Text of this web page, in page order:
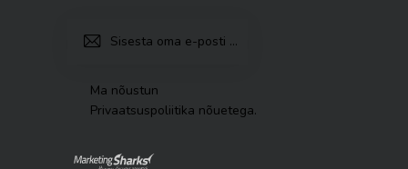
Ma nõustun
Privaatsuspoliitika nõuetega.